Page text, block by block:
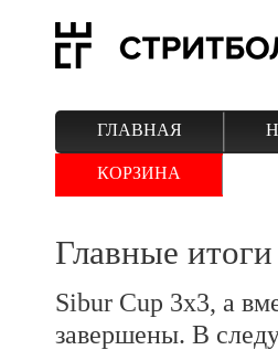
ГЛАВНАЯ
КОРЗИНА
Главные
Sibur Cup 3x3, а
завершены. В